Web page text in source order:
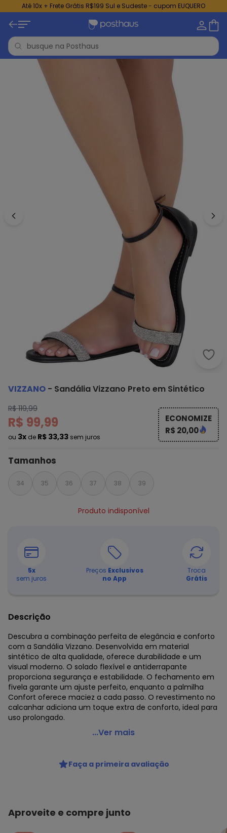
Até 10x + Frete Grátis R$199 Sul e Sudeste - cupom EUQUERO
VIZZANO - Sandália Vizzano Preto em Sintético
R$ 119,99
R$ 99,99
ou 3x de R$ 33,33 sem juros
ECONOMIZE
R$ 20,00
Tamanhos
34 35 36 37 38 39
Produto indisponível
5x
sem juros
Preços Exclusivos
no App
Troca
Grátis
Descrição
Descubra a combinação perfeita de elegância e conforto
com a Sandália Vizzano. Desenvolvida em material
sintético de alta qualidade, oferece durabilidade e um
visual moderno. O solado flexível e antiderrapante
proporciona segurança e estabilidade. O fechamento em
fivela garante um ajuste perfeito, enquanto a palmilha
Confort oferece maciez a cada passo. O revestimento no
calcanhar adiciona um toque extra de conforto, ideal para
uso prolongado.
Vizzano - Sandália Vizzano Preto em Sintético
Observação: Palmilha confort
Tecido: Sintético
...Ver mais
Faça a primeira avaliação
Aproveite e compre junto